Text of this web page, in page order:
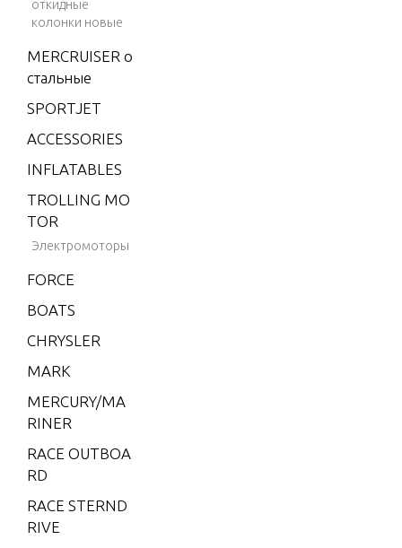
откидные
колонки новые
MERCRUISER о
стальные
SPORTJET
ACCESSORIES
INFLATABLES
TROLLING MO
TOR
Электромоторы
FORCE
BOATS
CHRYSLER
MARK
MERCURY/MA
RINER
RACE OUTBOA
RD
RACE STERND
RIVE